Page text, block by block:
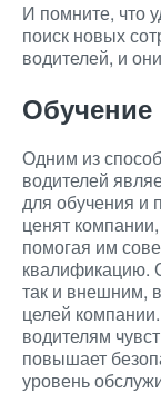
И помните, что
поиск новых
водителей, и
Обучение
Одним из
водителей
для обучения и
ценят
помогая им
квалификацию.
так и внешним,
целей
водителям
повышает
уровень